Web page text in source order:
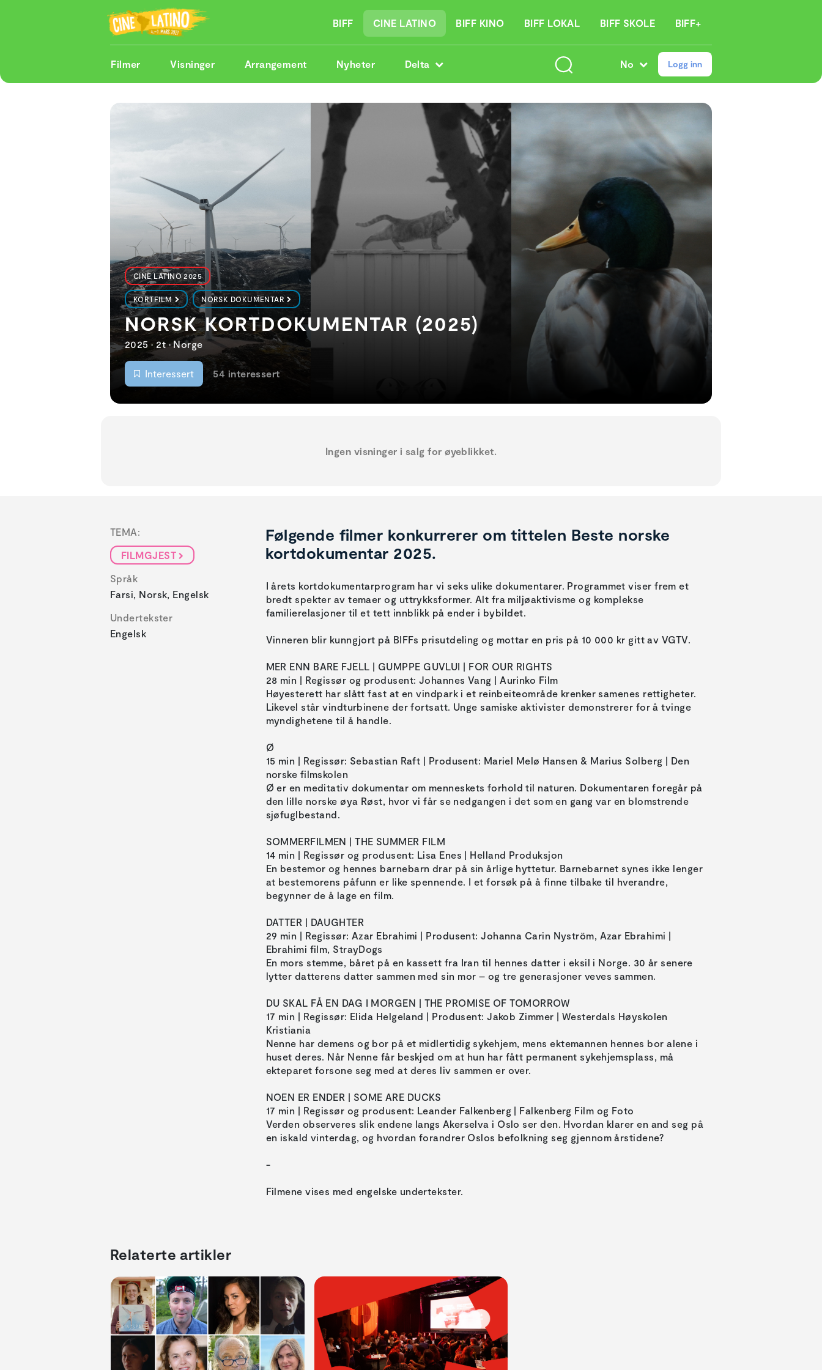
BIFF CINE LATINO BIFF KINO BIFF LOKAL BIFF SKOLE BIFF+
Filmer Visninger Arrangement Nyheter Delta No Logg inn
CINE LATINO 2025
KORTFILM NORSK DOKUMENTAR
NORSK KORTDOKUMENTAR (2025)
2025 • 2t • Norge
Interessert 54 interessert
Ingen visninger i salg for øyeblikket.
TEMA:
FILMGJEST
Språk
Farsi, Norsk, Engelsk
Undertekster
Engelsk
Følgende filmer konkurrerer om tittelen Beste norske
kortdokumentar 2025.
I årets kortdokumentarprogram har vi seks ulike dokumentarer. Programmet viser frem et
bredt spekter av temaer og uttrykksformer. Alt fra miljøaktivisme og komplekse
familierelasjoner til et tett innblikk på ender i bybildet.
Vinneren blir kunngjort på BIFFs prisutdeling og mottar en pris på 10 000 kr gitt av VGTV.
MER ENN BARE FJELL | GUMPPE GUVLUI | FOR OUR RIGHTS
28 min | Regissør og produsent: Johannes Vang | Aurinko Film
Høyesterett har slått fast at en vindpark i et reinbeiteområde krenker samenes rettigheter.
Likevel står vindturbinene der fortsatt. Unge samiske aktivister demonstrerer for å tvinge
myndighetene til å handle.
Ø
15 min | Regissør: Sebastian Raft | Produsent: Mariel Melø Hansen & Marius Solberg | Den
norske filmskolen
Ø er en meditativ dokumentar om menneskets forhold til naturen. Dokumentaren foregår på
den lille norske øya Røst, hvor vi får se nedgangen i det som en gang var en blomstrende
sjøfuglbestand.
SOMMERFILMEN | THE SUMMER FILM
14 min | Regissør og produsent: Lisa Enes | Helland Produksjon
En bestemor og hennes barnebarn drar på sin årlige hyttetur. Barnebarnet synes ikke lenger
at bestemorens påfunn er like spennende. I et forsøk på å finne tilbake til hverandre,
begynner de å lage en film.
DATTER | DAUGHTER
29 min | Regissør: Azar Ebrahimi | Produsent: Johanna Carin Nyström, Azar Ebrahimi |
Ebrahimi film, StrayDogs
En mors stemme, båret på en kassett fra Iran til hennes datter i eksil i Norge. 30 år senere
lytter datterens datter sammen med sin mor – og tre generasjoner veves sammen.
DU SKAL FÅ EN DAG I MORGEN | THE PROMISE OF TOMORROW
17 min | Regissør: Elida Helgeland | Produsent: Jakob Zimmer | Westerdals Høyskolen
Kristiania
Nenne har demens og bor på et midlertidig sykehjem, mens ektemannen hennes bor alene i
huset deres. Når Nenne får beskjed om at hun har fått permanent sykehjemsplass, må
ekteparet forsone seg med at deres liv sammen er over.
NOEN ER ENDER | SOME ARE DUCKS
17 min | Regissør og produsent: Leander Falkenberg | Falkenberg Film og Foto
Verden observeres slik endene langs Akerselva i Oslo ser den. Hvordan klarer en and seg på
en iskald vinterdag, og hvordan forandrer Oslos befolkning seg gjennom årstidene?
-
Filmene vises med engelske undertekster.
Relaterte artikler